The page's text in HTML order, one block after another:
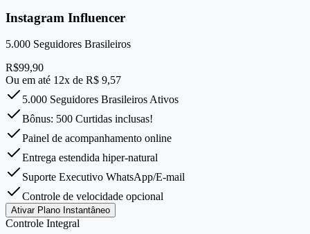
Instagram Influencer
5.000 Seguidores Brasileiros
R$99,90
Ou em até 12x de R$ 9,57
5.000 Seguidores Brasileiros Ativos
Bônus: 500 Curtidas inclusas!
Painel de acompanhamento online
Entrega estendida hiper-natural
Suporte Executivo WhatsApp/E-mail
Controle de velocidade opcional
Ativar Plano Instantâneo
Controle Integral